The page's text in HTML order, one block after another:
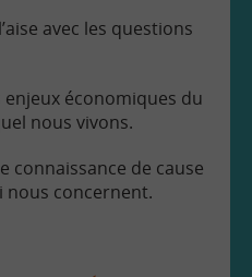
avec les questions
économiques du
nous vivons.
connaissance de cause
nous concernent.